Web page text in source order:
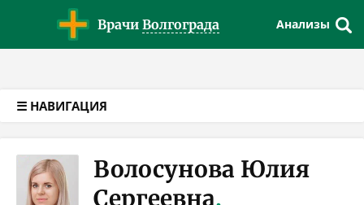
Врачи Волгограда Анализы
☰ НАВИГАЦИЯ
Волосунова Юлия
Сергеевна,